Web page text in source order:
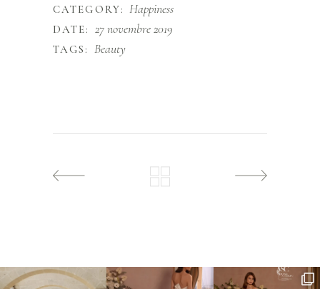
CATEGORY: Happiness
DATE: 27 novembre 2019
TAGS: Beauty